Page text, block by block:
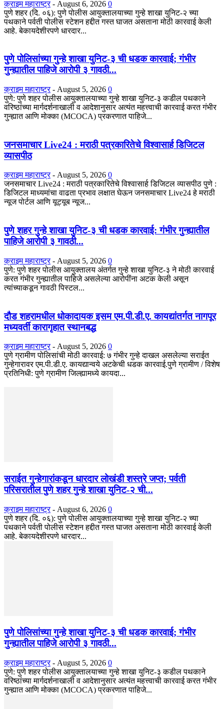
क्राइम महाराष्ट्र - August 6, 2026 0
पुणे शहर (दि. ०६): पुणे पोलीस आयुक्तालयाच्या गुन्हे शाखा युनिट-२ च्या
पथकाने पर्वती पोलीस स्टेशन हद्दीत गस्त घाजत असताना मोठी कारवाई केली
आहे. बेकायदेशीरपणे धारदार...
पुणे पोलिसांच्या गुन्हे शाखा युनिट-३ ची धडक कारवाई; गंभीर
गुन्ह्यातील पाहिजे आरोपी ३ गावठी...
क्राइम महाराष्ट्र - August 5, 2026 0
पुणे: पुणे शहर पोलीस आयुक्तालयाच्या गुन्हे शाखा युनिट-३ कडील पथकाने
वरिष्ठांच्या मार्गदर्शनाखाली व आदेशानुसार अत्यंत महत्त्वाची कारवाई करत गंभीर
गुन्ह्यात आणि मोक्का (MCOCA) प्रकरणात पाहिजे...
जनसमाचार Live24 : मराठी पत्रकारितेचे विश्वासार्ह डिजिटल
व्यासपीठ
क्राइम महाराष्ट्र - August 5, 2026 0
जनसमाचार Live24 : मराठी पत्रकारितेचे विश्वासार्ह डिजिटल व्यासपीठ पुणे :
डिजिटल माध्यमांचा वाढता प्रभाव लक्षात घेऊन जनसमाचार Live24 हे मराठी
न्यूज पोर्टल आणि यूट्यूब न्यूज...
पुणे शहर गुन्हे शाखा युनिट-३ ची धडक कारवाई: गंभीर गुन्ह्यातील
पाहिजे आरोपी ३ गावठी...
क्राइम महाराष्ट्र - August 5, 2026 0
​पुणे: पुणे शहर पोलीस आयुक्तालय अंतर्गत गुन्हे शाखा युनिट-३ ने मोठी कारवाई
करत गंभीर गुन्ह्यातील पाहिजे असलेल्या आरोपींना अटक केली असून
त्यांच्याकडून गावठी पिस्टल...
दौड शहरामधील धोकादायक इसम एम.पी.डी.ए. कायद्यांतर्गत नागपूर
मध्यवर्ती कारागृहात स्थानबद्ध
क्राइम महाराष्ट्र - August 5, 2026 0
पुणे ग्रामीण पोलिसांची मोठी कारवाई: ७ गंभीर गुन्हे दाखल असलेल्या सराईत
गुन्हेगारावर एम.पी.डी.ए. कायद्यान्वये अटकेची धडक कारवाई. ​पुणे ग्रामीण / विशेष
प्रतिनिधी: पुणे ग्रामीण जिल्ह्यामध्ये कायदा...
सराईत गुन्हेगारांकडून धारदार लोखंडी शस्त्रे जप्त; पर्वती
परिसरातील पुणे शहर गुन्हे शाखा युनिट-२ ची...
क्राइम महाराष्ट्र - August 6, 2026 0
पुणे शहर (दि. ०६): पुणे पोलीस आयुक्तालयाच्या गुन्हे शाखा युनिट-२ च्या
पथकाने पर्वती पोलीस स्टेशन हद्दीत गस्त घाजत असताना मोठी कारवाई केली
आहे. बेकायदेशीरपणे धारदार...
पुणे पोलिसांच्या गुन्हे शाखा युनिट-३ ची धडक कारवाई; गंभीर
गुन्ह्यातील पाहिजे आरोपी ३ गावठी...
क्राइम महाराष्ट्र - August 5, 2026 0
पुणे: पुणे शहर पोलीस आयुक्तालयाच्या गुन्हे शाखा युनिट-३ कडील पथकाने
वरिष्ठांच्या मार्गदर्शनाखाली व आदेशानुसार अत्यंत महत्त्वाची कारवाई करत गंभीर
गुन्ह्यात आणि मोक्का (MCOCA) प्रकरणात पाहिजे...